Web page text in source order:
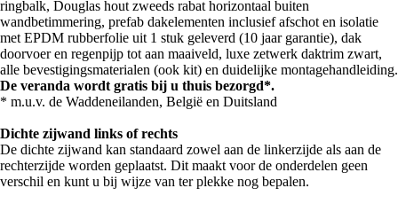
ringbalk, Douglas hout zweeds rabat horizontaal buiten
wandbetimmering, prefab dakelementen inclusief afschot en isolatie
met EPDM rubberfolie uit 1 stuk geleverd (10 jaar garantie), dak
doorvoer en regenpijp tot aan maaiveld, luxe zetwerk daktrim zwart,
alle bevestigingsmaterialen (ook kit) en duidelijke montagehandleiding.
De veranda wordt gratis bij u thuis bezorgd*.
* m.u.v. de Waddeneilanden, België en Duitsland
Dichte zijwand links of rechts
De dichte zijwand kan standaard zowel aan de linkerzijde als aan de
rechterzijde worden geplaatst. Dit maakt voor de onderdelen geen
verschil en kunt u bij wijze van ter plekke nog bepalen.